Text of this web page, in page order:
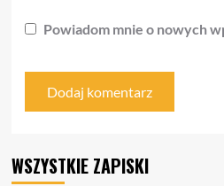
Powiadom mnie o nowych
WSZYSTKIE ZAPISKI